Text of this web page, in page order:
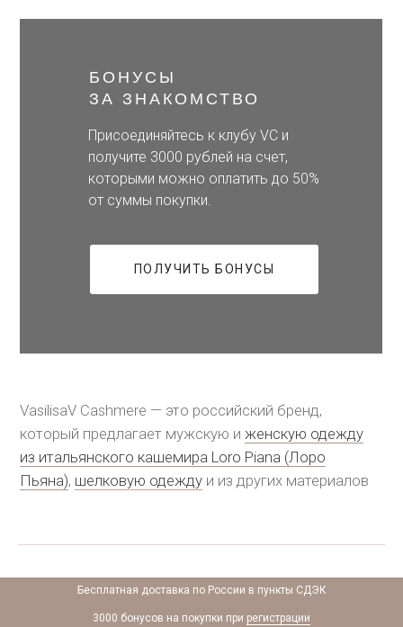
БОНУСЫ
ЗА ЗНАКОМСТВО
Присоединяйтесь к клубу VC и
получите 3000 рублей на счет,
которыми можно оплатить до 50%
от суммы покупки.
ПОЛУЧИТЬ БОНУСЫ
Бесплатная доставка по России в пункты СДЭК
3000 бонусов на покупки при регистрации